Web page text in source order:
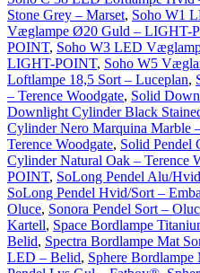
Stone Grey – Marset, Soho W1
Væglampe Ø20 Guld – LIGHT-
POINT, Soho W3 LED
LIGHT-POINT, Soho W5
Loftlampe 18,5 Sort – Luceplan,
– Terence Woodgate, Solid
Downlight Cylinder Black
Cylinder Nero Marquina Marble
Terence Woodgate, Solid Pendel
Cylinder Natural Oak – Terence
POINT, SoLong Pendel Alu/
SoLong Pendel Hvid/Sort –
Oluce, Sonora Pendel Sort –
Kartell, Space Bordlampe
Belid, Spectra Bordlampe Mat
LED – Belid, Sphere